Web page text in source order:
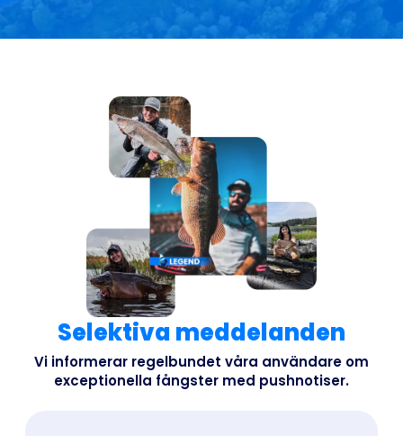
Selektiva meddelanden
Vi informerar regelbundet våra användare om
exceptionella fångster med pushnotiser.